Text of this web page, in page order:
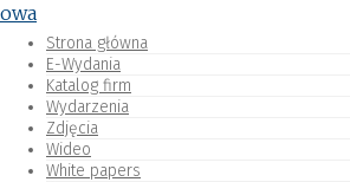
Strona główna
E-Wydania
Katalog firm
Wydarzenia
Zdjęcia
Wideo
White papers